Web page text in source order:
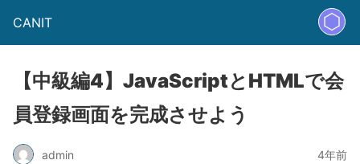
CANIT
【中級編4】JavaScriptとHTMLで会
員登録画面を完成させよう
admin 4年前